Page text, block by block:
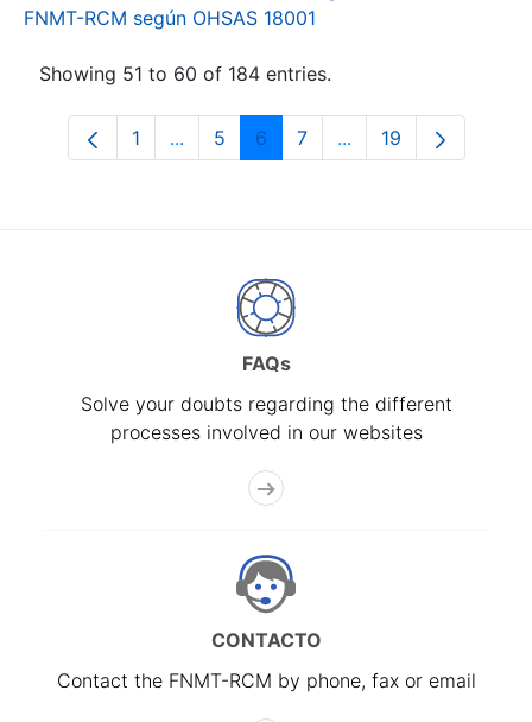
FNMT-RCM según OHSAS 18001
Showing 51 to 60 of 184 entries.
Page
1 ...Intermediate Pages Use TAB to
Page
5 Page
6 Page
7 ...Intermediate Pages
Page
19
FAQs
Solve your doubts regarding the different
processes involved in our websites
CONTACTO
Contact the FNMT-RCM by phone, fax or email